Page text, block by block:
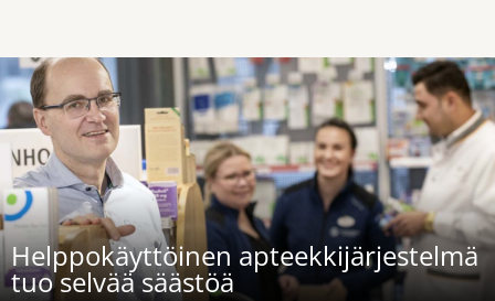
Helppokäyttöinen apteekkijärjestelmä
tuo selvää säästöä